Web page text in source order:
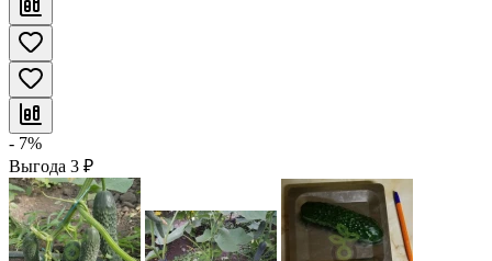
- 7%
Выгода 3 ₽